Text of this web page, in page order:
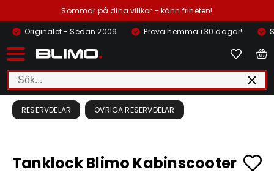
Sommar på dina villkor – känn friheten!
Originalet - Sedan 2009
Prova hemma i 30 dagar!
RESERVDELAR ÖVRIGA RESERVDELAR
Tanklock Blimo Kabinscooter